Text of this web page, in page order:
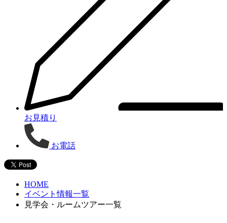
お見積り
お電話
HOME
イベント情報一覧
見学会・ルームツアー一覧